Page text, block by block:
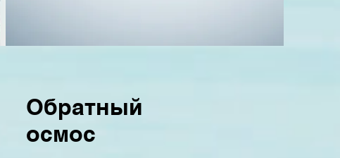
Обратный
осмос